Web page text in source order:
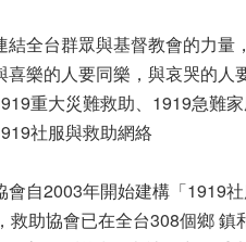
結全台群眾與基督教會的力量
喜樂的人要同樂，與哀哭的人
重大災難救助、1919急難
社服與救助網絡
會自2003年開始建構「1919
救助協會已在全台308個鄉